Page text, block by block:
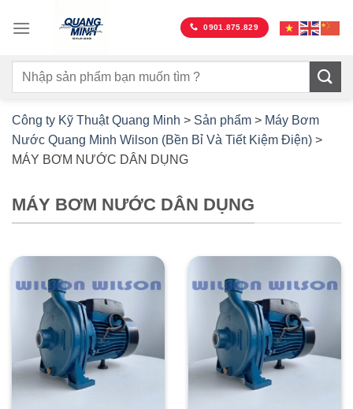
qua
dung
0901.875.829
Công ty Kỹ Thuật Quang Minh > Sản phẩm > Máy Bơm
Nước Quang Minh Wilson (Bền Bỉ Và Tiết Kiệm Điện) >
MÁY BƠM NƯỚC DÂN DỤNG
MÁY BƠM NƯỚC DÂN DỤNG